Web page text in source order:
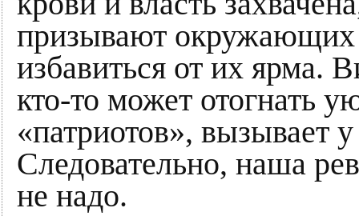
призывают окружающих
избавиться от их ярма.
кто-то может отогнать
«патриотов», вызывает
Следовательно, наша
не надо.